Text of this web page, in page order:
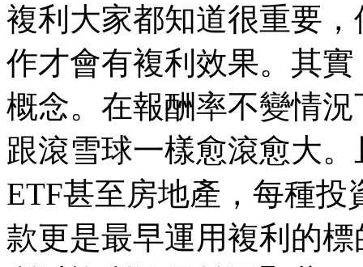
複利大家都知道很重要
作才會有複利效果。其
概念。在報酬率不變情
跟滾雪球一樣愈滾愈大
ETF甚至房地產，每種
款更是最早運用複利的